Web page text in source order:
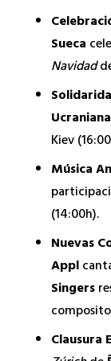
Sueca
Navidad
Ucraniana
Kiev
Música
(14:00h).
Nuevas
Appl
Singers
Clausura